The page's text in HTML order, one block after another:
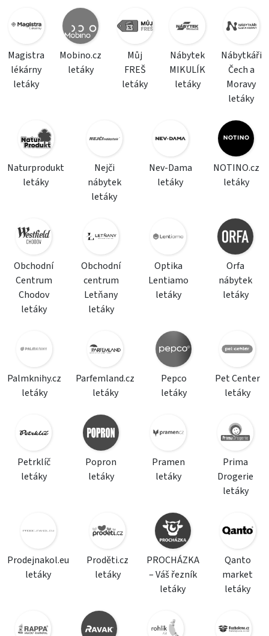
Magistra
lékárny
letáky
Mobino.cz
letáky
Můj
FREŠ
letáky
Nábytek
MIKULÍK
letáky
Nábytkáři
Čech a
Moravy
letáky
Naturprodukt
letáky
Nejči
nábytek
letáky
Nev-Dama
letáky
NOTINO.cz
letáky
Obchodní
Centrum
Chodov
letáky
Obchodní
centrum
Letňany
letáky
Optika
Lentiamo
letáky
Orfa
nábytek
letáky
Palmknihy.cz
letáky
Parfemland.cz
letáky
Pepco
letáky
Pet Center
letáky
Petrklíč
letáky
Popron
letáky
Pramen
letáky
Prima
Drogerie
letáky
Prodejnakol.eu
letáky
Proděti.cz
letáky
PROCHÁZKA
– Váš řezník
letáky
Qanto
market
letáky